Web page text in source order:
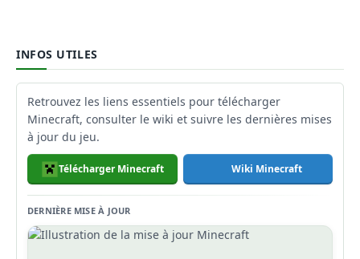
INFOS UTILES
Retrouvez les liens essentiels pour télécharger
Minecraft, consulter le wiki et suivre les dernières mises
à jour du jeu.
Télécharger Minecraft Wiki Minecraft
DERNIÈRE MISE À JOUR